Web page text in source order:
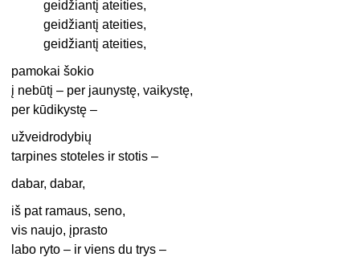
geidžiantį ateities,
geidžiantį ateities,
geidžiantį ateities,
pamokai šokio
į nebūtį – per jaunystę, vaikystę,
per kūdikystę –
užveidrodybių
tarpines stoteles ir stotis –
dabar, dabar,
iš pat ramaus, seno,
vis naujo, įprasto
labo ryto – ir viens du trys –